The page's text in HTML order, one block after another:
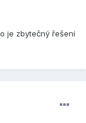
je zbytečný řešení